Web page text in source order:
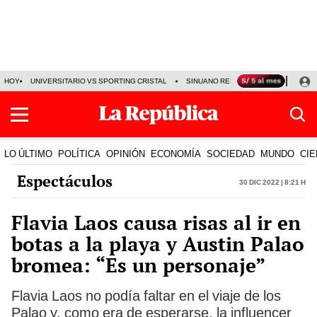
HOY UNIVERSITARIO VS SPORTING CRISTAL SINUANO RESULTADOS HOY
LO ÚLTIMO POLÍTICA OPINIÓN ECONOMÍA SOCIEDAD MUNDO
Espectáculos 30 Dic 2022 | 8:21 h
Flavia Laos causa risas al ir en
botas a la playa y Austin Palao
bromea: “Es un personaje”
Flavia Laos no podía faltar en el viaje de los
Palao y, como era de esperarse, la influencer